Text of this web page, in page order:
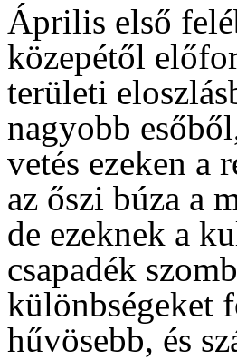
Április első
közepétől
területi
nagyobb
vetés ezeken a
az őszi búza a
de ezeknek a
csapadék
különbségeket
hűvösebb, és